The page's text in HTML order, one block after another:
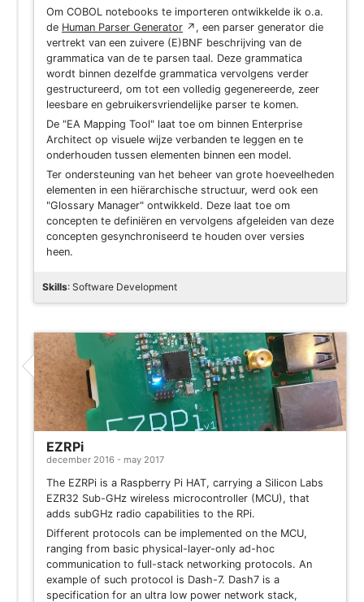
Om COBOL notebooks te importeren ontwikkelde ik o.a.
de Human Parser Generator ↗ , een parser generator die
vertrekt van een zuivere (E)BNF beschrijving van de
grammatica van de te parsen taal. Deze grammatica
wordt binnen dezelfde grammatica vervolgens verder
gestructureerd, om tot een volledig gegenereerde, zeer
leesbare en gebruikersvriendelijke parser te komen.
De "EA Mapping Tool" laat toe om binnen Enterprise
Architect op visuele wijze verbanden te leggen en te
onderhouden tussen elementen binnen een model.
Ter ondersteuning van het beheer van grote hoeveelheden
elementen in een hiërarchische structuur, werd ook een
"Glossary Manager" ontwikkeld. Deze laat toe om
concepten te definiëren en vervolgens afgeleiden van deze
concepten gesynchroniseerd te houden over versies
heen.
Skills: Software Development
Project
EZRPi
december 2016 - may 2017
The EZRPi is a Raspberry Pi HAT, carrying a Silicon Labs
EZR32 Sub-GHz wireless microcontroller (MCU), that
adds subGHz radio capabilities to the RPi.
Different protocols can be implemented on the MCU,
ranging from basic physical-layer-only ad-hoc
communication to full-stack networking protocols. An
example of such protocol is Dash-7. Dash7 is a
specification for an ultra low power network stack,